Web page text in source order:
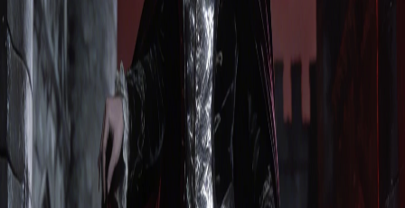
ログイン
Sale
サブスク登録